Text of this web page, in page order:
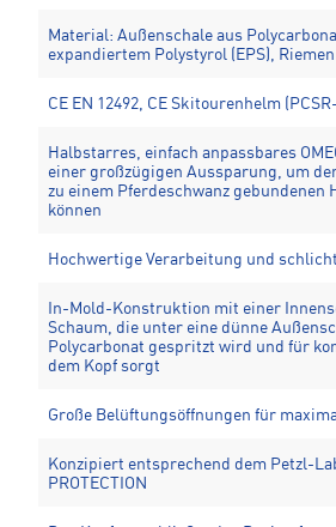
Material: Außenschale aus
expandiertem Polystyrol (EPS),
CE EN 12492, CE Skitourenhelm
Halbstarres, einfach anpassbares
einer großzügigen Aussparung, um
zu einem Pferdeschwanz gebundenen
können
Hochwertige Verarbeitung und
In-Mold-Konstruktion mit einer
Schaum, die unter eine dünne
Polycarbonat gespritzt wird und für
dem Kopf sorgt
Große Belüftungsöffnungen für
Konzipiert entsprechend dem Petzl-
PROTECTION